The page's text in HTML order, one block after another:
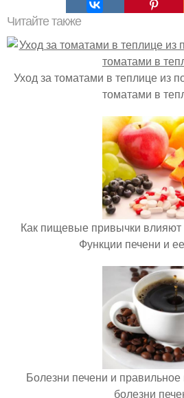
Читайте также
Уход за томатами в теплице из
томатами в
Как пищевые привычки влияют
Функции печени и
Болезни печени и
болезни